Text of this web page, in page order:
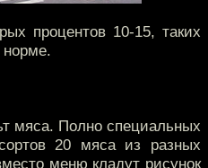
процентов 10-15, таких
норме.
мяса. Полно специальных
20 мяса из разных
меню кладут рисунок